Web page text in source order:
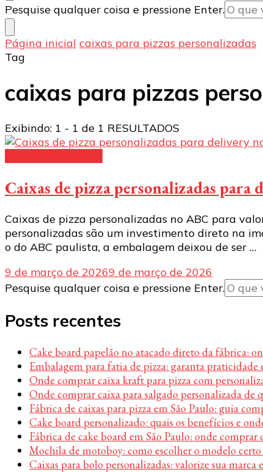
Procurando
algo?
Pesquise qualquer coisa e pressione Enter.
Página inicial caixas para pizzas personalizadas
Tag
caixas para pizzas
Exibindo: 1 - 1 de 1 RESULTADOS
Caixas de pizza personalizadas para
Caixas de pizza personalizadas no ABC para
personalizadas são um investimento direto na
o do ABC paulista, a embalagem deixou de ser …
9 de março de 20269 de março de 2026
Procurando
Pesquise qualquer coisa e pressione Enter.
Posts recentes
Cake board papelão no atacado direto da fábrica:
Embalagem para fatia de pizza: garanta praticidade
Onde comprar caixa kraft para pizza com
Onde comprar caixa para salgado personalizada de
Fábrica de caixas para pizza em São Paulo: guia
Cake board personalizado: quais os benefícios e
Fábrica de cake board em São Paulo: onde comprar
Mochila de motoboy: como escolher o modelo certo
Caixas para bolo personalizadas: valorize sua marca